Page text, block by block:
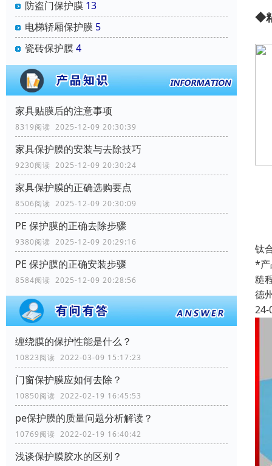
防盗门保护膜 13
电梯轿厢保护膜 5
瓷砖保护膜4
家具贴膜后的注意事项
8319阅读 2025-12-09 20:30:39
家具保护膜的安装与去除技巧
9230阅读 2025-12-09 20:30:24
家具保护膜的正确选购要点
8506阅读 2025-12-09 20:30:09
PE 保护膜的正确去除步骤
9380阅读 2025-12-09 20:29:16
PE 保护膜的正确安装步骤
8584阅读 2025-12-09 20:28:56
缠绕膜的保护性能是什么？
10823阅读 2022-03-09 15:17:23
门窗保护膜应如何去除？
10850阅读 2022-02-19 16:45:53
pe保护膜的质量问题分析解读？
10769阅读 2022-02-19 16:40:42
浅谈保护膜胶水的区别？
◆
钛
*产
糙
德
24-